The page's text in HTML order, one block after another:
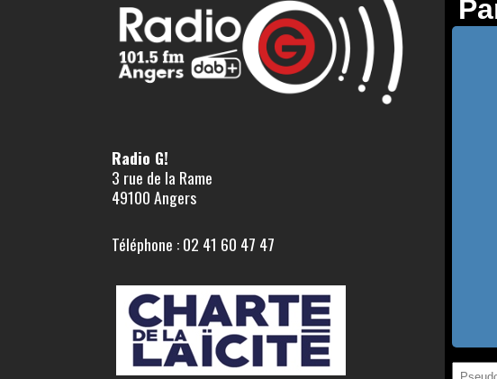
Radio G!
3 rue de la Rame
49100 Angers
Téléphone : 02 41 60 47 47